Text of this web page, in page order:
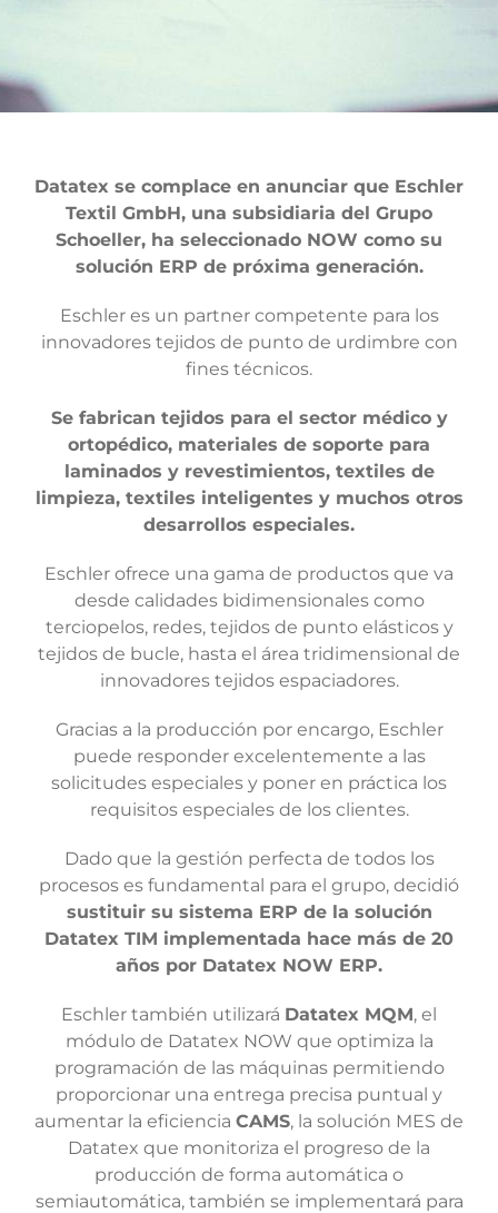
Datatex se complace en anunciar que Eschler
Textil GmbH, una subsidiaria del Grupo
Schoeller, ha seleccionado NOW como su
solución ERP de próxima generación.
Eschler es un partner competente para los
innovadores tejidos de punto de urdimbre con
fines técnicos.
Se fabrican tejidos para el sector médico y
ortopédico, materiales de soporte para
laminados y revestimientos, textiles de
limpieza, textiles inteligentes y muchos otros
desarrollos especiales.
Eschler ofrece una gama de productos que va
desde calidades bidimensionales como
terciopelos, redes, tejidos de punto elásticos y
tejidos de bucle, hasta el área tridimensional de
innovadores tejidos espaciadores.
Gracias a la producción por encargo, Eschler
puede responder excelentemente a las
solicitudes especiales y poner en práctica los
requisitos especiales de los clientes.
Dado que la gestión perfecta de todos los
procesos es fundamental para el grupo, decidió
sustituir su sistema ERP de la solución
Datatex TIM implementada hace más de 20
años por Datatex NOW ERP.
Eschler también utilizará Datatex MQM, el
módulo de Datatex NOW que optimiza la
programación de las máquinas permitiendo
proporcionar una entrega precisa puntual y
aumentar la eficiencia CAMS, la solución MES de
Datatex que monitoriza el progreso de la
producción de forma automática o
semiautomática, también se implementará para